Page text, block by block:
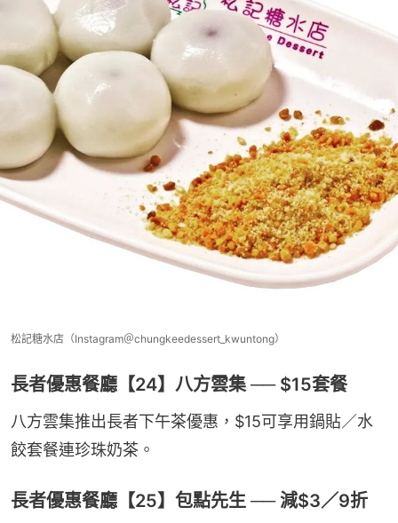
松記糖水店（Instagram＠chungkeedessert_kwuntong）
長者優惠餐廳【24】八方雲集 ── $15套餐
八方雲集推出長者下午茶優惠，$15可享用鍋貼／水
餃套餐連珍珠奶茶。
長者優惠餐廳【25】包點先生 ── 減$3／9折